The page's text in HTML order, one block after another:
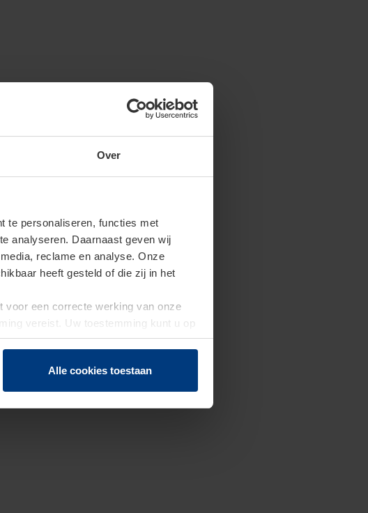
Over
te personaliseren, functies met
analyseren. Daarnaast geven wij
reclame en analyse. Onze
heeft gesteld of die zij in het
voor een correcte werking van onze
vereist. Uw toestemming kunt u op
wijzigen of herroepen.
Alle cookies toestaan